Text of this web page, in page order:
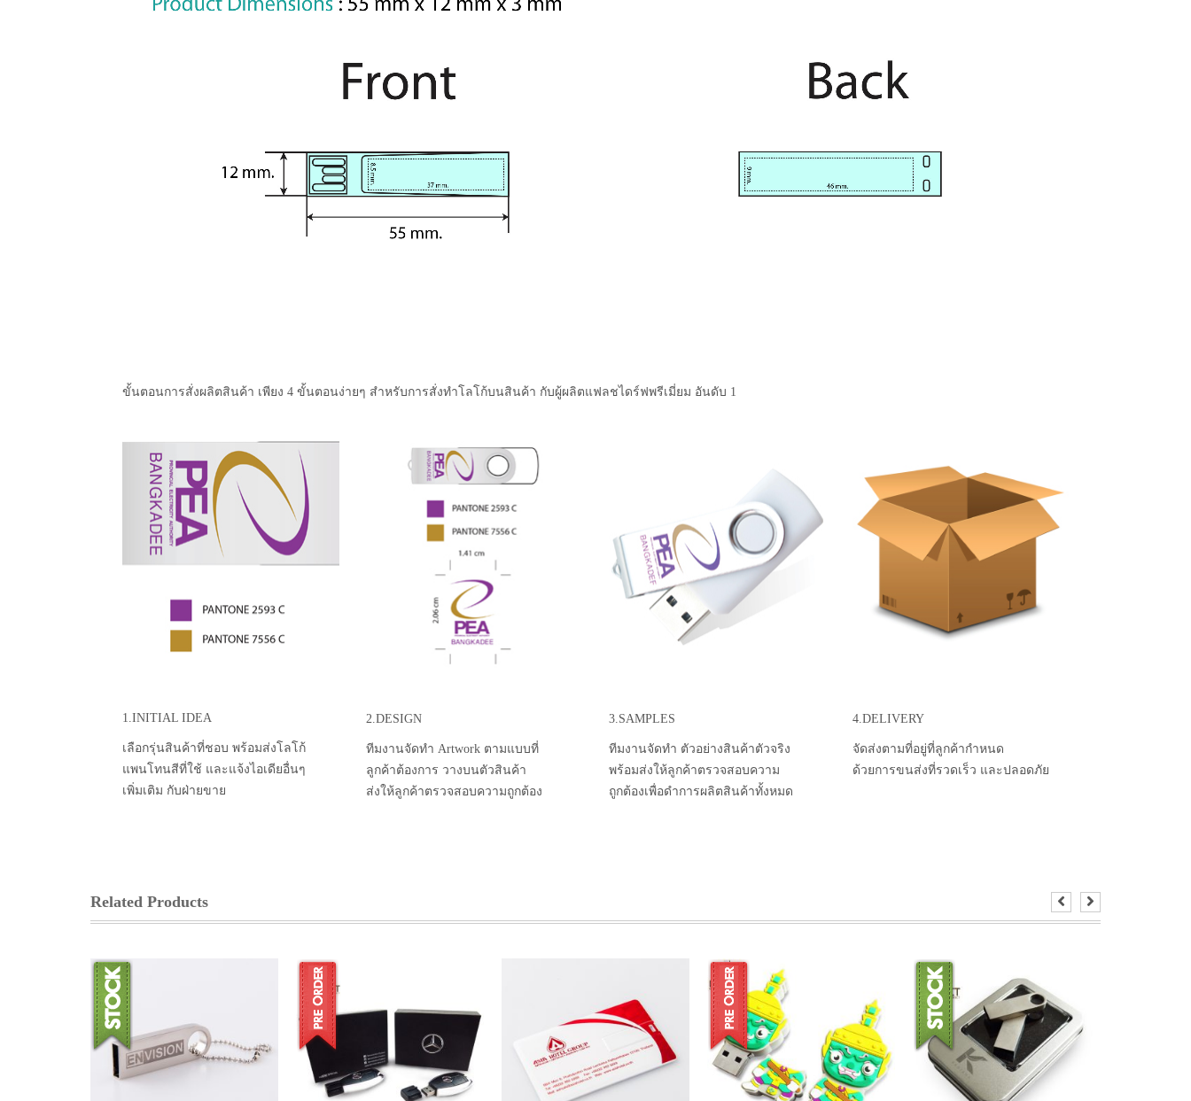
ขั้นตอนการสั่งผลิตสินค้า เพียง 4 ขั้นตอนง่ายๆ สำหรับการสั่งทำโลโก้บนสินค้า กับผู้ผลิตแฟลชไดร์ฟพรีเมี่ยม อันดับ 1
1.INITIAL IDEA
เลือกรุ่นสินค้าที่ชอบ พร้อมส่งโลโก้
แพนโทนสีที่ใช้ และแจ้งไอเดียอื่นๆ
เพิ่มเติม กับฝ่ายขาย
2.DESIGN
ทีมงานจัดทำ Artwork ตามแบบที่
ลูกค้าต้องการ วางบนตัวสินค้า
ส่งให้ลูกค้าตรวจสอบความถูกต้อง
3.SAMPLES
ทีมงานจัดทำ ตัวอย่างสินค้าตัวจริง
พร้อมส่งให้ลูกค้าตรวจสอบความ
ถูกต้องเพื่อดำการผลิตสินค้าทั้งหมด
4.DELIVERY
จัดส่งตามที่อยู่ที่ลูกค้ากำหนด
ด้วยการขนส่งที่รวดเร็ว และปลอดภัย
Related Products